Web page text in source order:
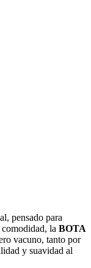
pensado para
la BOTA
vacuno, tanto por
y suavidad al